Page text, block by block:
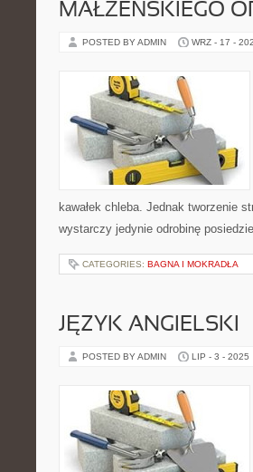
MAŁŻEŃSKIEGO
POSTED BY ADMIN WRZ - 17 -
kawałek chleba. Jednak tworzenie
wystarczy jedynie odrobinę
CATEGORIES: BAGNA I MOKRADŁA
JĘZYK ANGIELSKI
POSTED BY ADMIN LIP - 3 - 2025